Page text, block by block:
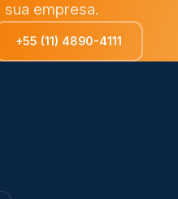
empresa.
+55 (11) 4890-4111